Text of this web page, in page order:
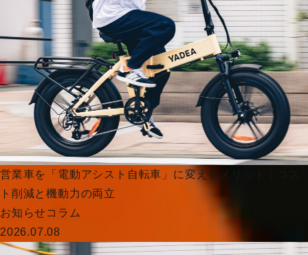
営業車を「電動アシスト自転車」に変えるメリット｜コス
ト削減と機動力の両立
お知らせコラム
2026.07.08